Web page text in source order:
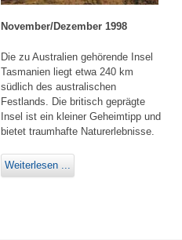
November/Dezember 1998
Die zu Australien gehörende Insel
Tasmanien liegt etwa 240 km
südlich des australischen
Festlands. Die britisch geprägte
Insel ist ein kleiner Geheimtipp und
bietet traumhafte Naturerlebnisse.
Weiterlesen ...